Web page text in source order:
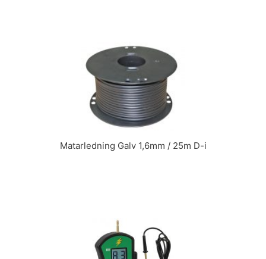
Matarledning Galv 1,6mm / 25m D-i